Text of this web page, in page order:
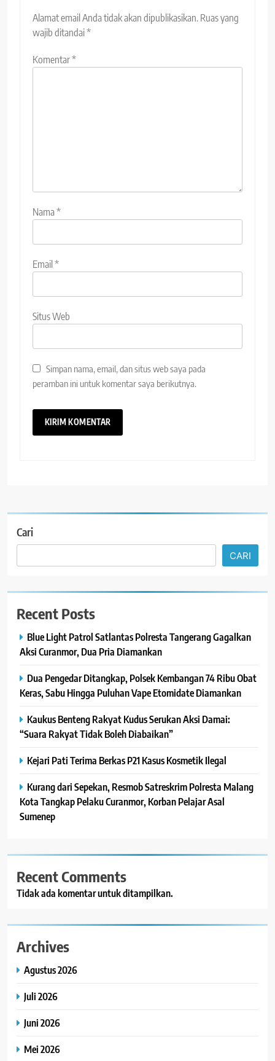
Alamat email Anda tidak akan dipublikasikan. Ruas yang
wajib ditandai*
Komentar*
Nama*
Email*
Situs Web
Simpan nama, email, dan situs web saya pada
peramban ini untuk komentar saya berikutnya.
Cari
CARI
Recent Posts
Blue Light Patrol Satlantas Polresta Tangerang Gagalkan
Aksi Curanmor, Dua Pria Diamankan
Dua Pengedar Ditangkap, Polsek Kembangan 74 Ribu Obat
Keras, Sabu Hingga Puluhan Vape Etomidate Diamankan
Kaukus Benteng Rakyat Kudus Serukan Aksi Damai:
“Suara Rakyat Tidak Boleh Diabaikan”
Kejari Pati Terima Berkas P21 Kasus Kosmetik Ilegal
Kurang dari Sepekan, Resmob Satreskrim Polresta Malang
Kota Tangkap Pelaku Curanmor, Korban Pelajar Asal
Sumenep
Recent Comments
Tidak ada komentar untuk ditampilkan.
Archives
Agustus 2026
Juli 2026
Juni 2026
Mei 2026